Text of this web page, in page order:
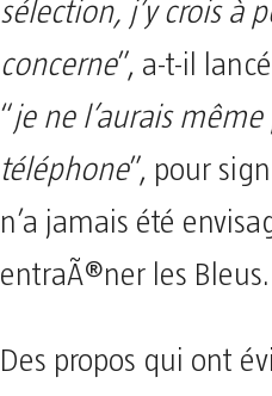
sélection, j’y crois à
concerne”, a-t-il
“je ne l’aurais
téléphone”, pour
n’a jamais été
entraÃ®ner les Bleus.
Des propos qui ont